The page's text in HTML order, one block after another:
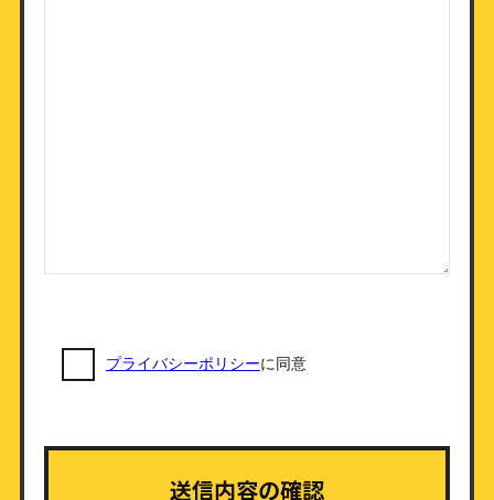
プライバシーポリシーに同意